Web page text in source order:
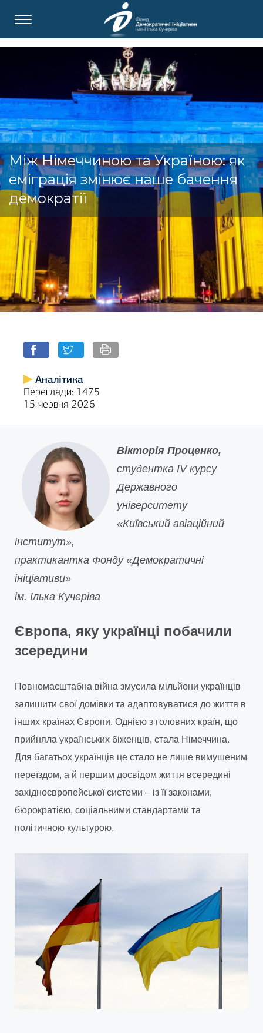
Між Німеччиною та Україною: як
еміграція змінює наше бачення
демократії
Аналітика
Перегляди: 1475
15 червня 2026
Вікторія Проценко,
студентка IV курсу
Державного
університету
«Київський авіаційний
інститут»,
практикантка Фонду «Демократичні
ініціативи»
ім. Ілька Кучеріва
Європа, яку українці побачили
зсередини
Повномасштабна війна змусила мільйони українців
залишити свої домівки та адаптовуватися до життя в
інших країнах Європи. Однією з головних країн, що
прийняла українських біженців, стала Німеччина.
Для багатьох українців це стало не лише вимушеним
переїздом, а й першим досвідом життя всередині
західноєвропейської системи – із її законами,
бюрократією, соціальними стандартами та
політичною культурою.